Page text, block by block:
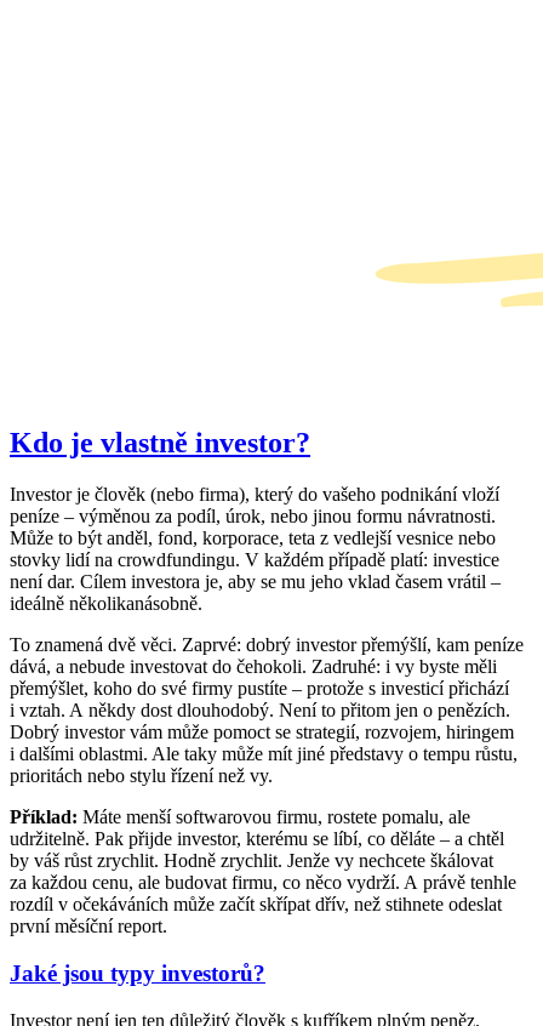
Kdo je vlastně investor?
Investor je člověk (nebo firma), který do vašeho podnikání vloží
peníze – výměnou za podíl, úrok, nebo jinou formu návratnosti.
Může to být anděl, fond, korporace, teta z vedlejší vesnice nebo
stovky lidí na crowdfundingu. V každém případě platí: investice
není dar. Cílem investora je, aby se mu jeho vklad časem vrátil –
ideálně několikanásobně.
To znamená dvě věci. Zaprvé: dobrý investor přemýšlí, kam peníze
dává, a nebude investovat do čehokoli. Zadruhé: i vy byste měli
přemýšlet, koho do své firmy pustíte – protože s investicí přichází
i vztah. A někdy dost dlouhodobý. Není to přitom jen o penězích.
Dobrý investor vám může pomoct se strategií, rozvojem, hiringem
i dalšími oblastmi. Ale taky může mít jiné představy o tempu růstu,
prioritách nebo stylu řízení než vy.
Příklad: Máte menší softwarovou firmu, rostete pomalu, ale
udržitelně. Pak přijde investor, kterému se líbí, co děláte – a chtěl
by váš růst zrychlit. Hodně zrychlit. Jenže vy nechcete škálovat
za každou cenu, ale budovat firmu, co něco vydrží. A právě tenhle
rozdíl v očekáváních může začít skřípat dřív, než stihnete odeslat
první měsíční report.
Jaké jsou typy investorů?
Investor není jen ten důležitý člověk s kufříkem plným peněz.